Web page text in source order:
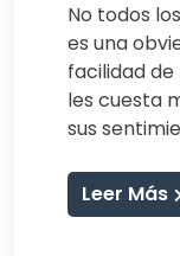
No todos
es una
facilidad de
les cuesta
sus
Leer Más